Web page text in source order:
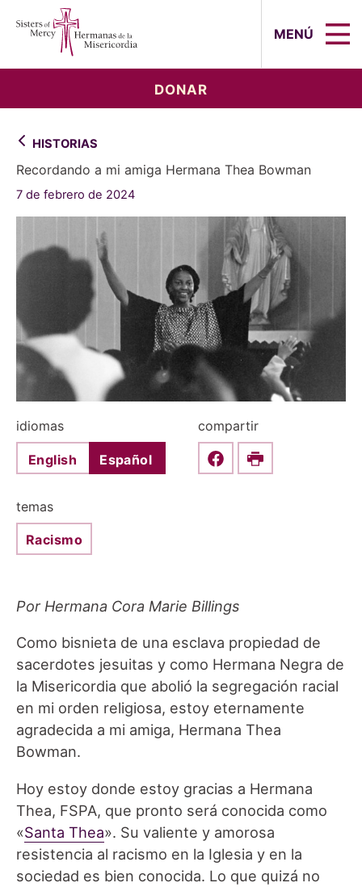
MENÚ
DONAR
HISTORIAS
Recordando a mi amiga Hermana Thea Bowman
7 de febrero de 2024
idiomas
English Español
compartir
Share this on Facebook
Print
temas
Racismo
Por Hermana Cora Marie Billings
Como bisnieta de una esclava propiedad de
sacerdotes jesuitas y como Hermana Negra de
la Misericordia que abolió la segregación racial
en mi orden religiosa, estoy eternamente
agradecida a mi amiga, Hermana Thea
Bowman.
Hoy estoy donde estoy gracias a Hermana
Thea, FSPA, que pronto será conocida como
«Santa Thea». Su valiente y amorosa
resistencia al racismo en la Iglesia y en la
sociedad es bien conocida. Lo que quizá no